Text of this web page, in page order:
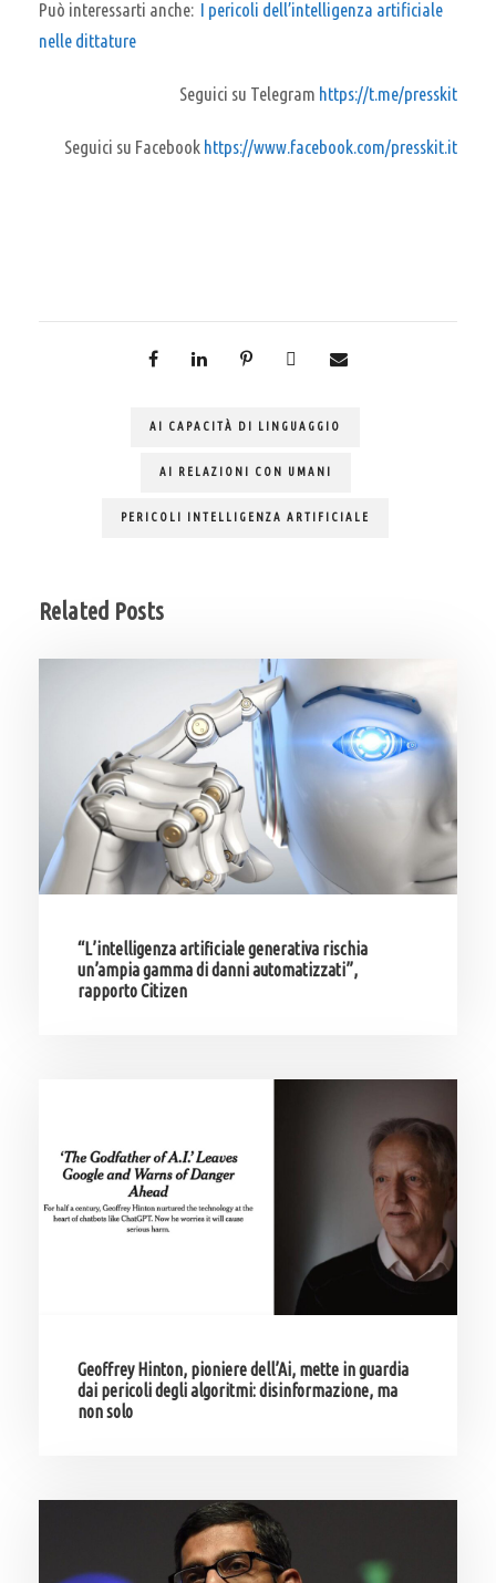
Può interessarti anche: I pericoli dell’intelligenza artificiale
nelle dittature
Seguici su Telegram https://t.me/presskit
Seguici su Facebook https://www.facebook.com/presskit.it
AI CAPACITÀ DI LINGUAGGIO
AI RELAZIONI CON UMANI
PERICOLI INTELLIGENZA ARTIFICIALE
Related Posts
“L’intelligenza artificiale generativa rischia
un’ampia gamma di danni automatizzati”,
rapporto Citizen
Geoffrey Hinton, pioniere dell’Ai, mette in guardia
dai pericoli degli algoritmi: disinformazione, ma
non solo